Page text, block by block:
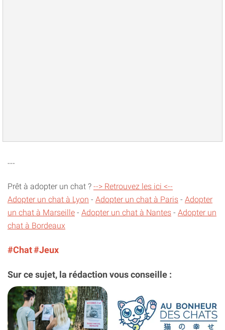
---
Prêt à adopter un chat ? --> Retrouvez les ici <--
Adopter un chat à Lyon - Adopter un chat à Paris - Adopter
un chat à Marseille - Adopter un chat à Nantes - Adopter un
chat à Bordeaux
#Chat#Jeux
Sur ce sujet, la rédaction vous conseille :